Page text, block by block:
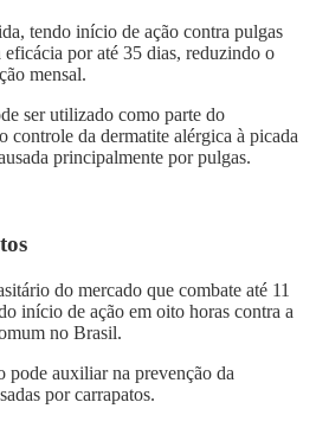
tendo início de ação contra pulgas
eficácia por até 35 dias, reduzindo o
mensal.
ser utilizado como parte do
controle da dermatite alérgica à picada
principalmente por pulgas.
do mercado que combate até 11
início de ação em oito horas contra a
no Brasil.
pode auxiliar na prevenção da
por carrapatos.